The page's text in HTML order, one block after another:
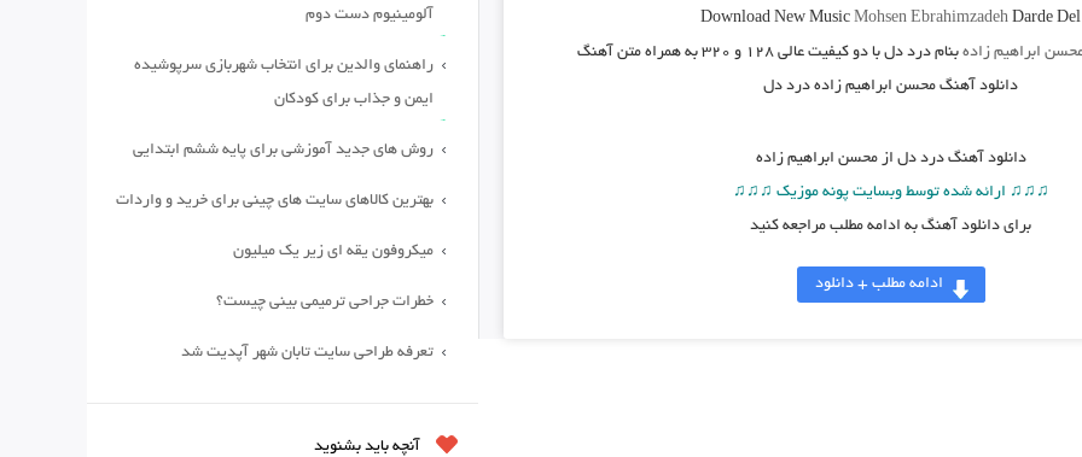
Download New MusicMohsen Ebrahimzadeh Darde Del
ابراهیم زادهبنام درد دل با دو کیفیت عالی ۱۲۸ و ۳۲۰ به همراه متن آهنگ
دانلود آهنگ محسن ابراهیم زاده درد دل
دانلود آهنگ درد دل از محسن ابراهیم زاده
♫♫♫ ارائه شده توسط وبسایت پونه موزیک ♫♫♫
برای دانلود آهنگ به ادامه مطلب مراجعه کنید
ادامه مطلب + دانلود
آلومینیوم دست دوم
راهنمای والدین برای انتخاب شهربازی سرپوشیده
ایمن و جذاب برای کودکان
روش های جدید آموزشی برای پایه ششم ابتدایی
بهترین کالاهای سایت های چینی برای خرید و واردات
میکروفون یقه ای زیر یک میلیون
خطرات جراحی ترمیمی بینی چیست؟
تعرفه طراحی سایت تابان شهر آپدیت شد
آنچه باید بشنوید